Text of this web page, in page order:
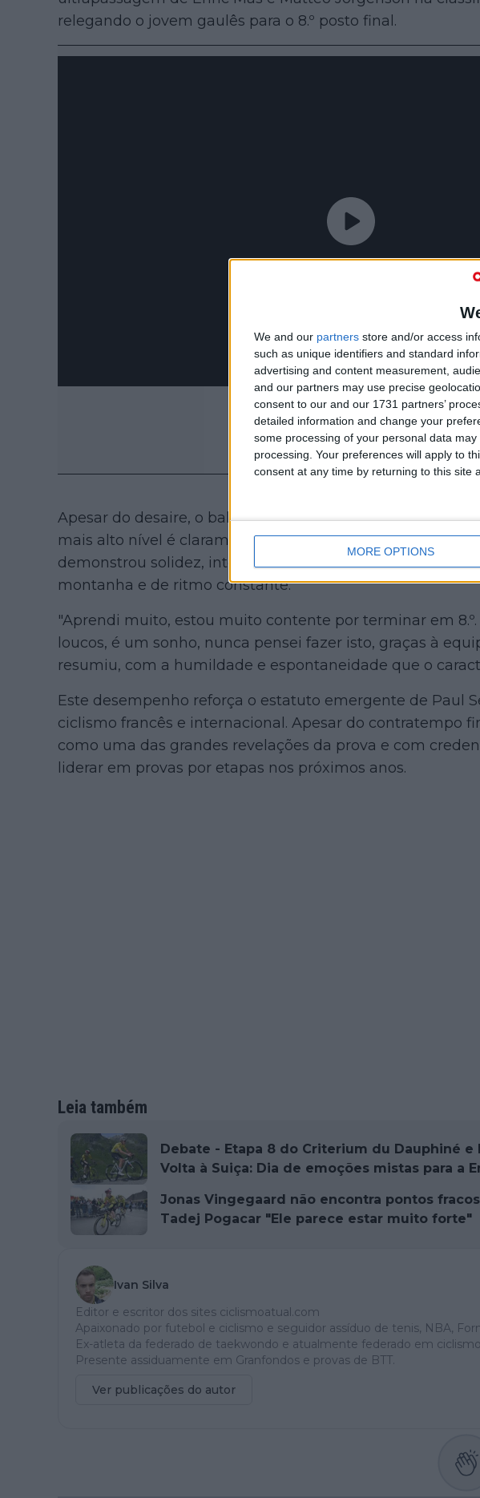
We and our partners store and/or access
such as unique identifiers and standard
advertising and content measurement,
and our partners may use precise
consent to our and our 1731 partners’
detailed information and change your
some processing of your personal data
processing. Your preferences will apply to
consent at any time by returning to this site
MORE OPTIONS
relegando o jovem gaulês para o 8.º posto final.
Apesar do desaire, o balanço da sua estreia numa prova
mais alto nível é claramente positivo. Ao longo de todo o
demonstrou solidez, inteligência táctica e resistência
montanha e de ritmo constante.
"Aprendi muito, estou muito contente por terminar em
loucos, é um sonho, nunca pensei fazer isto, graças à
resumiu, com a humildade e espontaneidade que o
Este desempenho reforça o estatuto emergente de Paul
ciclismo francês e internacional. Apesar do contratempo
como uma das grandes revelações da prova e com
liderar em provas por etapas nos próximos anos.
Leia também
Debate - Etapa 8 do Criterium du Dauphiné e
Volta à Suiça: Dia de emoções mistas para a
Jonas Vingegaard não encontra pontos
Tadej Pogacar "Ele parece estar muito forte"
Ivan Silva
Editor e escritor dos sites ciclismoatual.com
Apaixonado por futebol e ciclismo e seguidor assíduo de tenis, NBA,
Ex-atleta da federado de taekwondo e atualmente federado em
Presente assiduamente em Granfondos e provas de BTT.
Ver publicações do autor